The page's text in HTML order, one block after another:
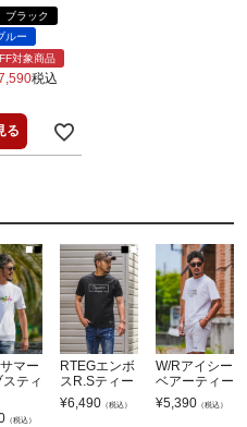
ブラック
ルー
対象商品
税込
る
マー
ティ
（税込）
RTEGエンボ
スR.Sティー
¥6,490 （税込）
W/Rアイシー
ベアーティー
¥5,390 （税込）